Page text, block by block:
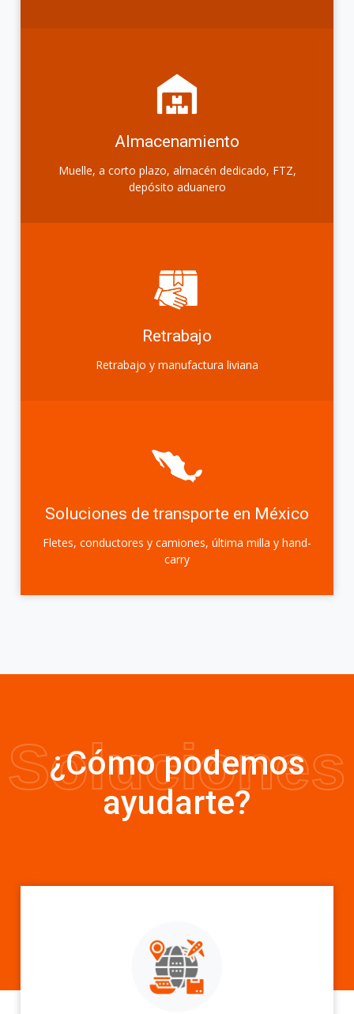
Almacenamiento
Muelle, a corto plazo, almacén dedicado, FTZ,
depósito aduanero
Retrabajo
Retrabajo y manufactura liviana
Soluciones de transporte en México
Fletes, conductores y camiones, última milla y hand-
carry
Soluciones
¿Cómo podemos
ayudarte?